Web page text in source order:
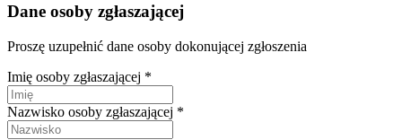
Dane osoby zgłaszającej
Proszę uzupełnić dane osoby dokonującej zgłoszenia
Imię osoby zgłaszającej *
Nazwisko osoby zgłaszającej *